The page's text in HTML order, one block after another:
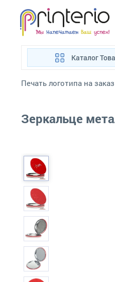
Каталог
Печать логотипа на заказ
Зеркальце